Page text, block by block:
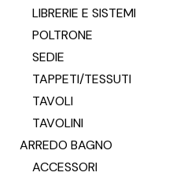
LIBRERIE E SISTEMI
POLTRONE
SEDIE
TAPPETI/TESSUTI
TAVOLI
TAVOLINI
ARREDO BAGNO
ACCESSORI